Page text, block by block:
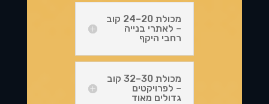
מכולת 20–24 קוב
– לאתרי בנייה
רחבי היקף
מכולת 30–32 קוב
– לפרויקטים
גדולים מאוד